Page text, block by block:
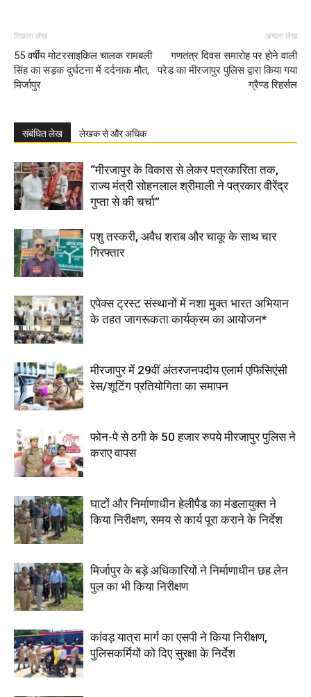
पिछला लेख
55 वर्षीय मोटरसाइकिल चालक रामबली
सिंह का सड़क दुर्घटना में दर्दनाक मौत,
मिर्जापुर
अगला लेख
गणतंत्र दिवस समारोह पर होने वाली
परेड का मीरजापुर पुलिस द्वारा किया गया
ग्रैण्ड रिहर्सल
संबंधित लेख लेखक से और अधिक
“मीरजापुर के विकास से लेकर पत्रकारिता तक,
राज्य मंत्री सोहनलाल श्रीमाली ने पत्रकार वीरेंद्र
गुप्ता से की चर्चा”
पशु तस्करी, अवैध शराब और चाकू के साथ चार
गिरफ्तार
एपेक्स ट्रस्ट संस्थानों में नशा मुक्त भारत अभियान
के तहत जागरूकता कार्यक्रम का आयोजन*
मीरजापुर में 29वीं अंतरजनपदीय एलार्म एफिसिएंसी
रेस/शूटिंग प्रतियोगिता का समापन
फोन-पे से ठगी के 50 हजार रुपये मीरजापुर पुलिस ने
कराए वापस
घाटों और निर्माणाधीन हेलीपैड का मंडलायुक्त ने
किया निरीक्षण, समय से कार्य पूरा कराने के निर्देश
मिर्जापुर के बड़े अधिकारियों ने निर्माणाधीन छह लेन
पुल का भी किया निरीक्षण
कांवड़ यात्रा मार्ग का एसपी ने किया निरीक्षण,
पुलिसकर्मियों को दिए सुरक्षा के निर्देश